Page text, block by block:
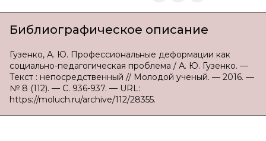
Библиографическое описание
Гузенко, А. Ю. Профессиональные деформации как
социально-педагогическая проблема / А. Ю. Гузенко. —
Текст : непосредственный // Молодой ученый. — 2016. —
№ 8 (112). — С. 936-937. — URL:
https://moluch.ru/archive/112/28355.